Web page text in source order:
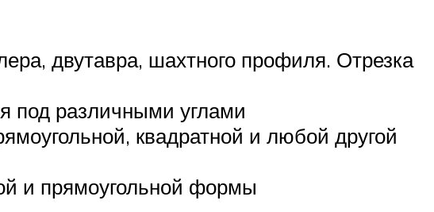
двутавра, шахтного профиля. Отрезка
под различными углами
квадратной и любой другой
и прямоугольной формы